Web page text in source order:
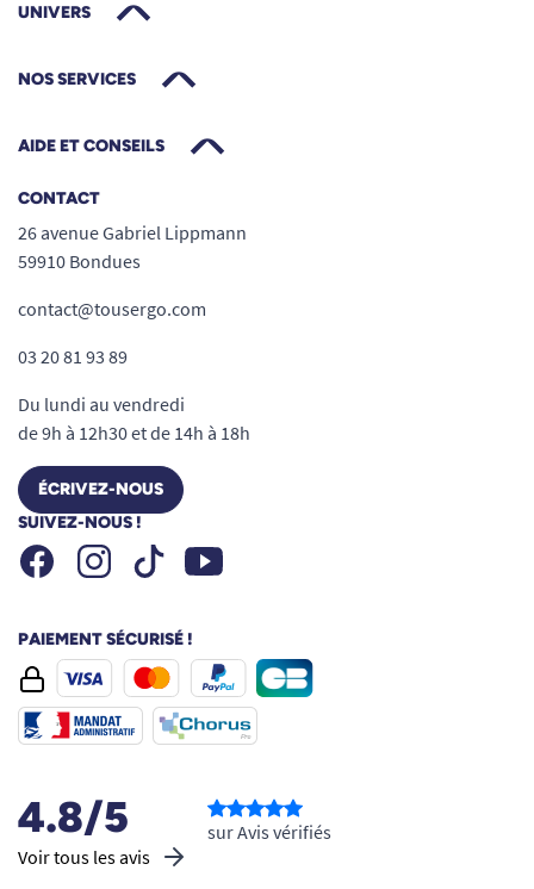
UNIVERS
NOS SERVICES
AIDE ET CONSEILS
CONTACT
26 avenue Gabriel Lippmann
59910 Bondues
contact@tousergo.com
03 20 81 93 89
Du lundi au vendredi
de 9h à 12h30 et de 14h à 18h
ÉCRIVEZ-NOUS
SUIVEZ-NOUS !
FacebookInstagramTiktok Youtube
PAIEMENT SÉCURISÉ !
4.8/5
Voir tous les avis
sur Avis vérifiés